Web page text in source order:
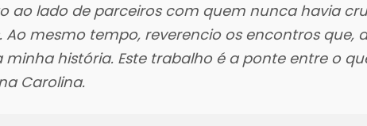
ao lado de parceiros com quem nunca havia
mesmo tempo, reverencio os encontros que,
história. Este trabalho é a ponte entre o
Carolina.